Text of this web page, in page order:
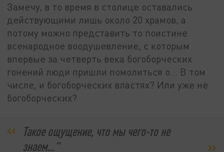
Замечу, в то время в столице оставались
действующими лишь около 20 храмов, а
потому можно представить то поистине
всенародное воодушевление, с которым
впервые за четверть века богоборческих
гонений люди пришли помолиться о... В том
числе, и богоборческих властях? Или уже не
богоборческих?
Такое ощущение, что мы чего-то не
знаем..."